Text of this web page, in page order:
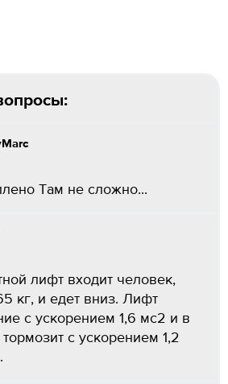
Там не сложно...
лифт входит человек,
кг, и едет вниз. Лифт
с ускорением 1,6 мс2 и в
с ускорением 1,2